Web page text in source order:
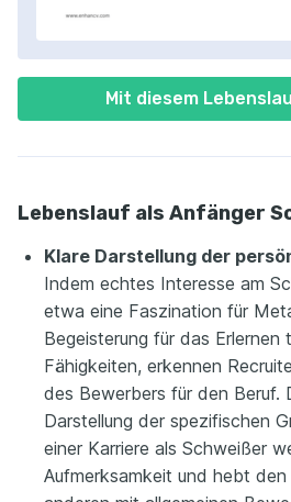
Mit diesem
Lebenslauf als Anfänger
Klare Darstellung der
Indem echtes Interesse am
etwa eine Faszination für
Begeisterung für das Erlernen
Fähigkeiten, erkennen
des Bewerbers für den Beruf.
Darstellung der spezifischen
einer Karriere als Schweißer
Aufmerksamkeit und hebt